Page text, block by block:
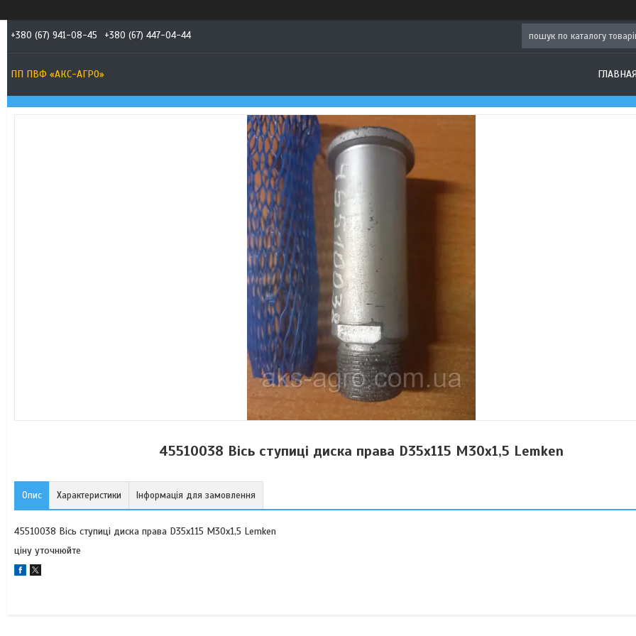
+380 (67) 941-08-45 +380 (67) 447-04-44
ПП ПВФ «АКС-АГРО» ГЛАВНАЯ
45510038 Вісь ступиці диска права D35x115 М30х1,5 Lemken
Опис Характеристики Інформація для замовлення
45510038 Вісь ступиці диска права D35x115 М30х1,5 Lemken
ціну уточнюйте